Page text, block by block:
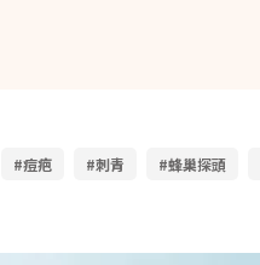
#痘疤 #刺青 #蜂巢探頭